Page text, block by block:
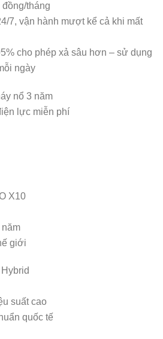
đồng/tháng
7, vận hành mượt kể cả khi mất
cho phép xả sâu hơn – sử dụng
ngày
nổ 3 năm
lực miễn phí
X10
năm
giới
suất cao
quốc tế